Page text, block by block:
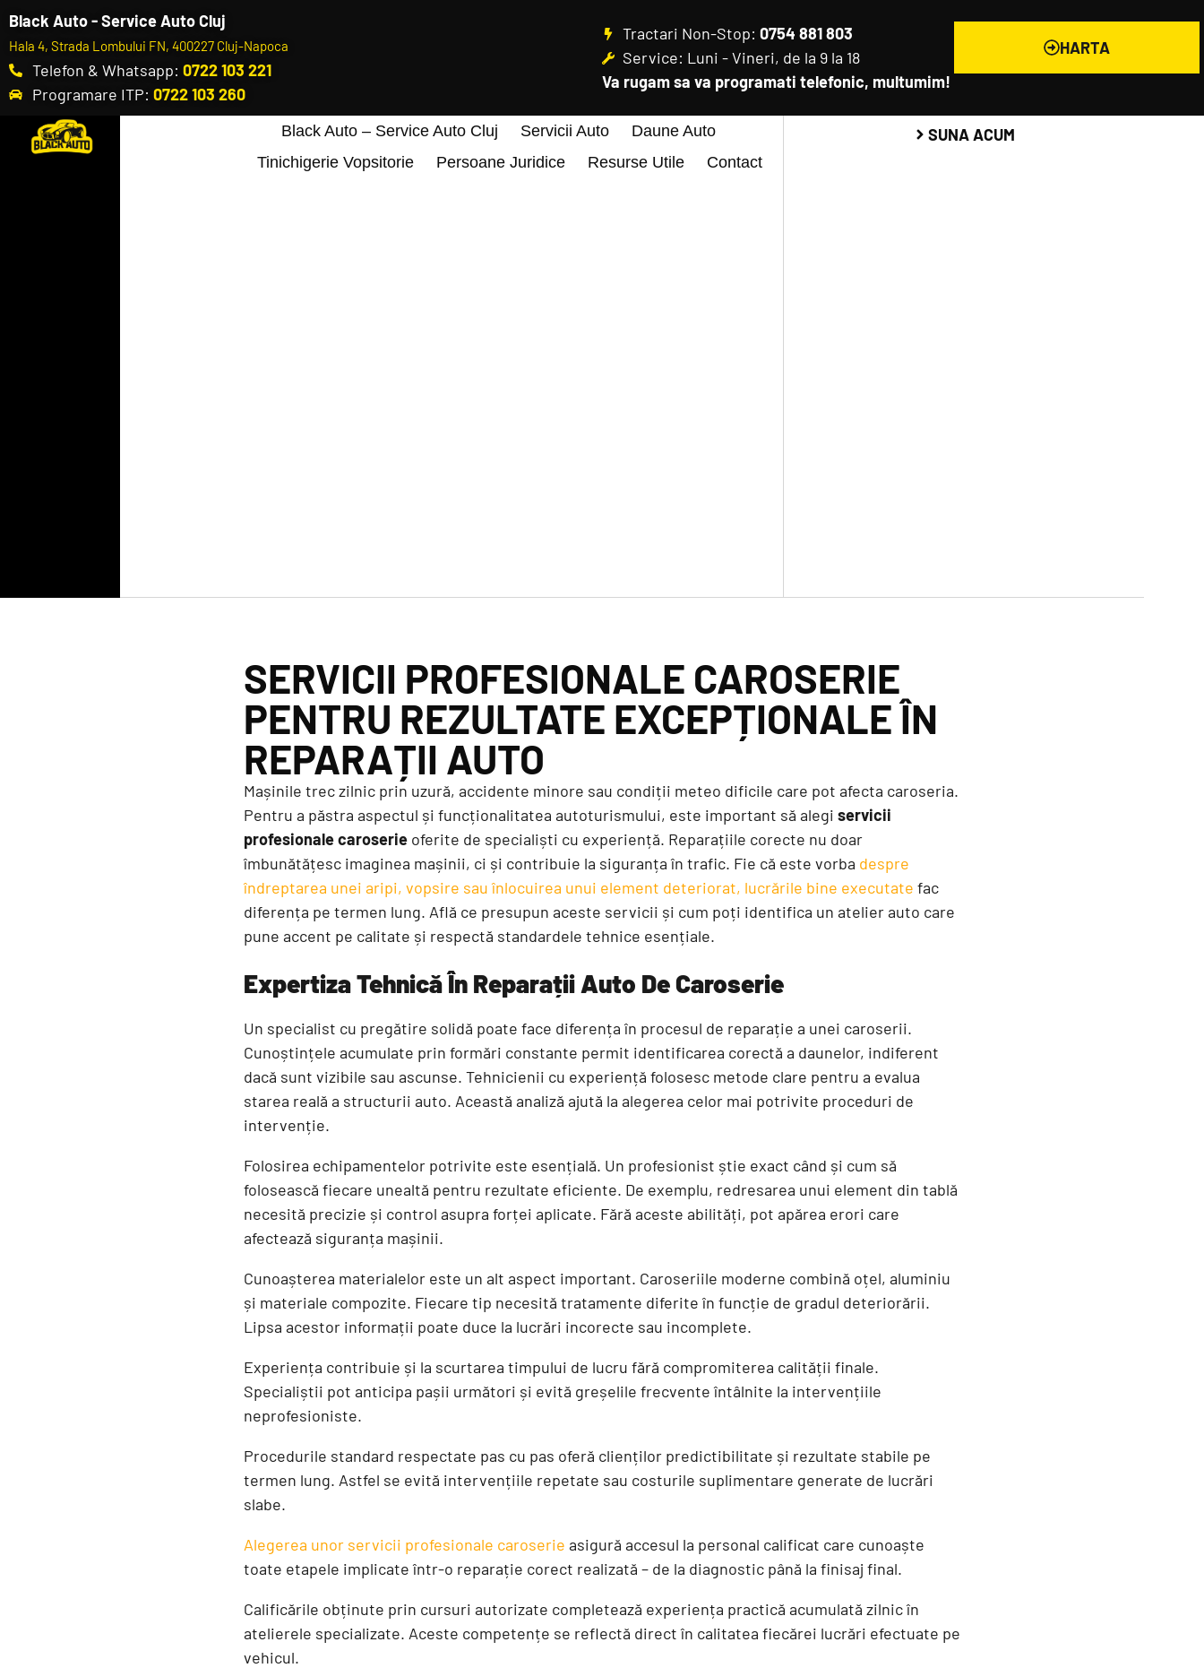
Black Auto - Service Auto Cluj
Hala 4, Strada Lombului FN, 400227 Cluj-Napoca
Telefon & Whatsapp: 0722 103 221
Programare ITP: 0722 103 260
Tractari Non-Stop: 0754 881 803
Service: Luni - Vineri, de la 9 la 18
Va rugam sa va programati telefonic, multumim!
HARTA
Black Auto – Service Auto Cluj Servicii Auto
Daune Auto
Tinichigerie Vopsitorie
Persoane Juridice Resurse Utile Contact
SUNA ACUM
SERVICII PROFESIONALE CAROSERIE
PENTRU REZULTATE EXCEPȚIONALE ÎN
REPARAȚII AUTO
Mașinile trec zilnic prin uzură, accidente minore sau condiții meteo dificile care pot afecta caroseria.
Pentru a păstra aspectul și funcționalitatea autoturismului, este important să alegi servicii
profesionale caroserie oferite de specialiști cu experiență. Reparațiile corecte nu doar
îmbunătățesc imaginea mașinii, ci și contribuie la siguranța în trafic. Fie că este vorba despre
îndreptarea unei aripi, vopsire sau înlocuirea unui element deteriorat, lucrările bine executate fac
diferența pe termen lung. Află ce presupun aceste servicii și cum poți identifica un atelier auto care
pune accent pe calitate și respectă standardele tehnice esențiale.
Expertiza Tehnică În Reparații Auto De Caroserie
Un specialist cu pregătire solidă poate face diferența în procesul de reparație a unei caroserii.
Cunoștințele acumulate prin formări constante permit identificarea corectă a daunelor, indiferent
dacă sunt vizibile sau ascunse. Tehnicienii cu experiență folosesc metode clare pentru a evalua
starea reală a structurii auto. Această analiză ajută la alegerea celor mai potrivite proceduri de
intervenție.
Folosirea echipamentelor potrivite este esențială. Un profesionist știe exact când și cum să
folosească fiecare unealtă pentru rezultate eficiente. De exemplu, redresarea unui element din tablă
necesită precizie și control asupra forței aplicate. Fără aceste abilități, pot apărea erori care
afectează siguranța mașinii.
Cunoașterea materialelor este un alt aspect important. Caroseriile moderne combină oțel, aluminiu
și materiale compozite. Fiecare tip necesită tratamente diferite în funcție de gradul deteriorării.
Lipsa acestor informații poate duce la lucrări incorecte sau incomplete.
Experiența contribuie și la scurtarea timpului de lucru fără compromiterea calității finale.
Specialiștii pot anticipa pașii următori și evită greșelile frecvente întâlnite la intervențiile
neprofesioniste.
Procedurile standard respectate pas cu pas oferă clienților predictibilitate și rezultate stabile pe
termen lung. Astfel se evită intervențiile repetate sau costurile suplimentare generate de lucrări
slabe.
Alegerea unor servicii profesionale caroserie asigură accesul la personal calificat care cunoaște
toate etapele implicate într-o reparație corect realizată – de la diagnostic până la finisaj final.
Calificările obținute prin cursuri autorizate completează experiența practică acumulată zilnic în
atelierele specializate. Aceste competențe se reflectă direct în calitatea fiecărei lucrări efectuate pe
vehicul.